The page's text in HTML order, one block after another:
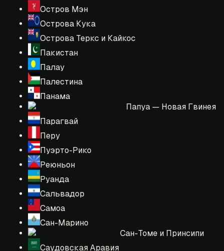
Остров Мэн
Острова Кука
Острова Теркс и Кайкос
Пакистан
Палау
Палестина
Панама
Папуа — Новая Гвинея
Парагвай
Перу
Пуэрто-Рико
Реюньон
Руанда
Сальвадор
Самоа
Сан-Марино
Сан-Томе и Принсипи
Саудовская Аравия